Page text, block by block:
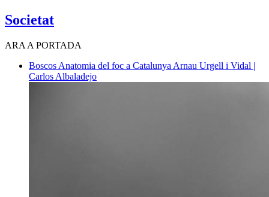
Societat
ARA A PORTADA
Boscos Anatomia del foc a Catalunya Arnau Urgell i Vidal |
Carlos Albaladejo